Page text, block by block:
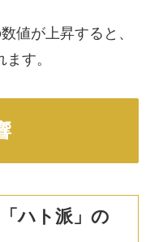
値が上昇すると、
す。
ハト派」の